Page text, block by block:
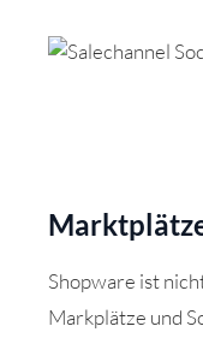
Shopware ist
Markplätze und